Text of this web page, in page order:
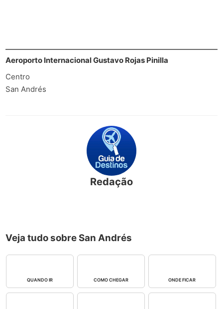
Aeroporto Internacional Gustavo Rojas Pinilla
Centro
San Andrés
Redação
Veja tudo sobre San Andrés
QUANDO IR COMO CHEGAR ONDE FICAR